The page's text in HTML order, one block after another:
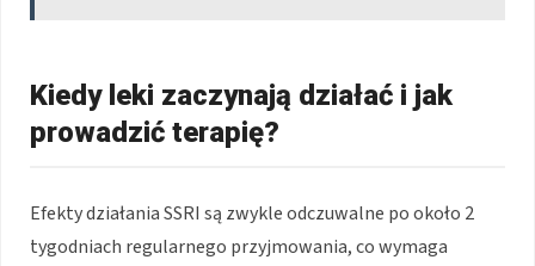
Kiedy leki zaczynają działać i jak
prowadzić terapię?
Efekty działania SSRI są zwykle odczuwalne po około 2
tygodniach regularnego przyjmowania, co wymaga